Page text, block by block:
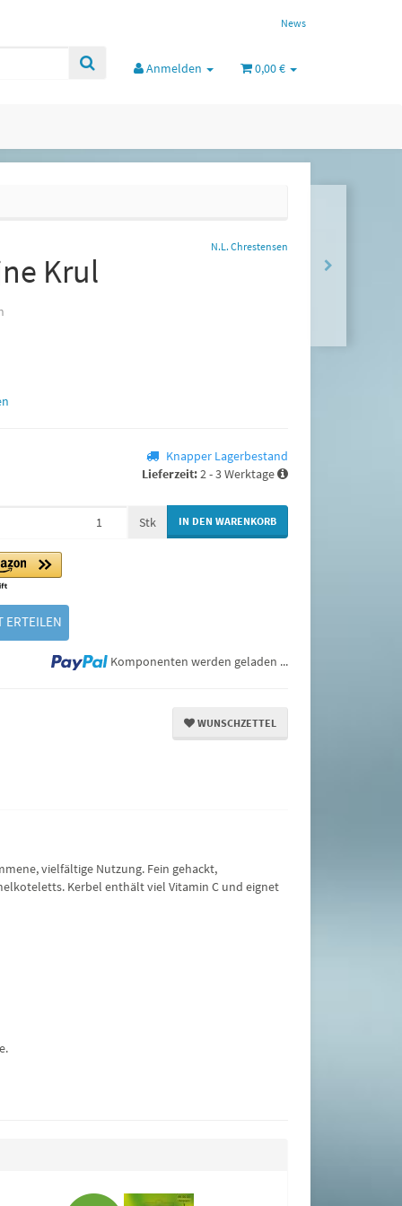
News
Anmelden 0,00 €
N.L. Chrestensen
Krul
Knapper Lagerbestand
Lieferzeit:2 - 3 Werktage
Stk IN DEN WARENKORB
ERTEILEN
Loading...
Komponenten werden geladen ...
WUNSCHZETTEL
vielfältige Nutzung. Fein gehackt,
Kerbel enthält viel Vitamin C und eignet